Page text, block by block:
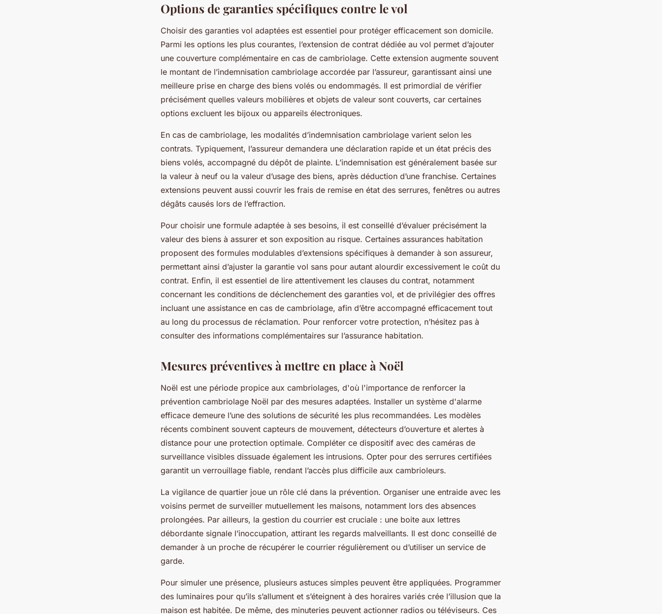
Options de garanties spécifiques contre le vol
Choisir des garanties vol adaptées est essentiel pour protéger efficacement son domicile.
Parmi les options les plus courantes, l’extension de contrat dédiée au vol permet d’ajouter
une couverture complémentaire en cas de cambriolage. Cette extension augmente souvent
le montant de l’indemnisation cambriolage accordée par l’assureur, garantissant ainsi une
meilleure prise en charge des biens volés ou endommagés. Il est primordial de vérifier
précisément quelles valeurs mobilières et objets de valeur sont couverts, car certaines
options excluent les bijoux ou appareils électroniques.
En cas de cambriolage, les modalités d’indemnisation cambriolage varient selon les
contrats. Typiquement, l’assureur demandera une déclaration rapide et un état précis des
biens volés, accompagné du dépôt de plainte. L’indemnisation est généralement basée sur
la valeur à neuf ou la valeur d’usage des biens, après déduction d’une franchise. Certaines
extensions peuvent aussi couvrir les frais de remise en état des serrures, fenêtres ou autres
dégâts causés lors de l’effraction.
Pour choisir une formule adaptée à ses besoins, il est conseillé d’évaluer précisément la
valeur des biens à assurer et son exposition au risque. Certaines assurances habitation
proposent des formules modulables d’extensions spécifiques à demander à son assureur,
permettant ainsi d’ajuster la garantie vol sans pour autant alourdir excessivement le coût du
contrat. Enfin, il est essentiel de lire attentivement les clauses du contrat, notamment
concernant les conditions de déclenchement des garanties vol, et de privilégier des offres
incluant une assistance en cas de cambriolage, afin d’être accompagné efficacement tout
au long du processus de réclamation. Pour renforcer votre protection, n’hésitez pas à
consulter des informations complémentaires sur l’assurance habitation.
Mesures préventives à mettre en place à Noël
Noël est une période propice aux cambriolages, d'où l'importance de renforcer la
prévention cambriolage Noël par des mesures adaptées. Installer un système d'alarme
efficace demeure l’une des solutions de sécurité les plus recommandées. Les modèles
récents combinent souvent capteurs de mouvement, détecteurs d’ouverture et alertes à
distance pour une protection optimale. Compléter ce dispositif avec des caméras de
surveillance visibles dissuade également les intrusions. Opter pour des serrures certifiées
garantit un verrouillage fiable, rendant l’accès plus difficile aux cambrioleurs.
La vigilance de quartier joue un rôle clé dans la prévention. Organiser une entraide avec les
voisins permet de surveiller mutuellement les maisons, notamment lors des absences
prolongées. Par ailleurs, la gestion du courrier est cruciale : une boite aux lettres
débordante signale l’inoccupation, attirant les regards malveillants. Il est donc conseillé de
demander à un proche de récupérer le courrier régulièrement ou d’utiliser un service de
garde.
Pour simuler une présence, plusieurs astuces simples peuvent être appliquées. Programmer
des luminaires pour qu’ils s’allument et s’éteignent à des horaires variés crée l’illusion que la
maison est habitée. De même, des minuteries peuvent actionner radios ou téléviseurs. Ces